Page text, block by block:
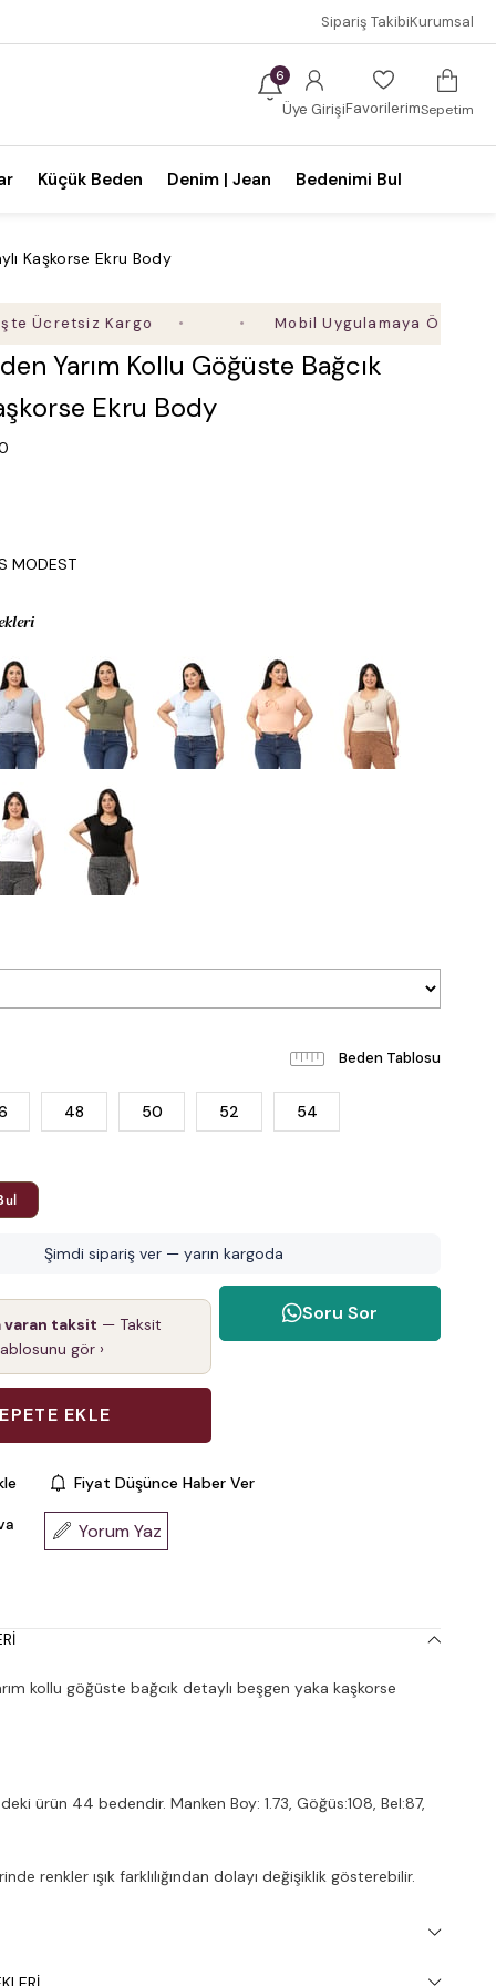
Sipariş TakibiKurumsal
6
Üye GirişiFavorilerimSepetim
Küçük Beden Denim | Jean Bedenimi Bul
Kaşkorse Ekru Body
Kargo Mobil Uygulamaya Özel Ek %5
Yarım Kollu Göğüste Bağcık
Ekru Body
MODEST
Beden Tablosu
48 50 52 54
Şimdi sipariş ver — yarın kargoda
varan taksit — Taksit
gör ›
Soru Sor
Fiyat Düşünce Haber Ver
Yorum Yaz
kollu göğüste bağcık detaylı beşgen yaka kaşkorse
ürün 44 bedendir. Manken Boy: 1.73, Göğüs:108, Bel:87,
renkler ışık farklılığından dolayı değişiklik gösterebilir.